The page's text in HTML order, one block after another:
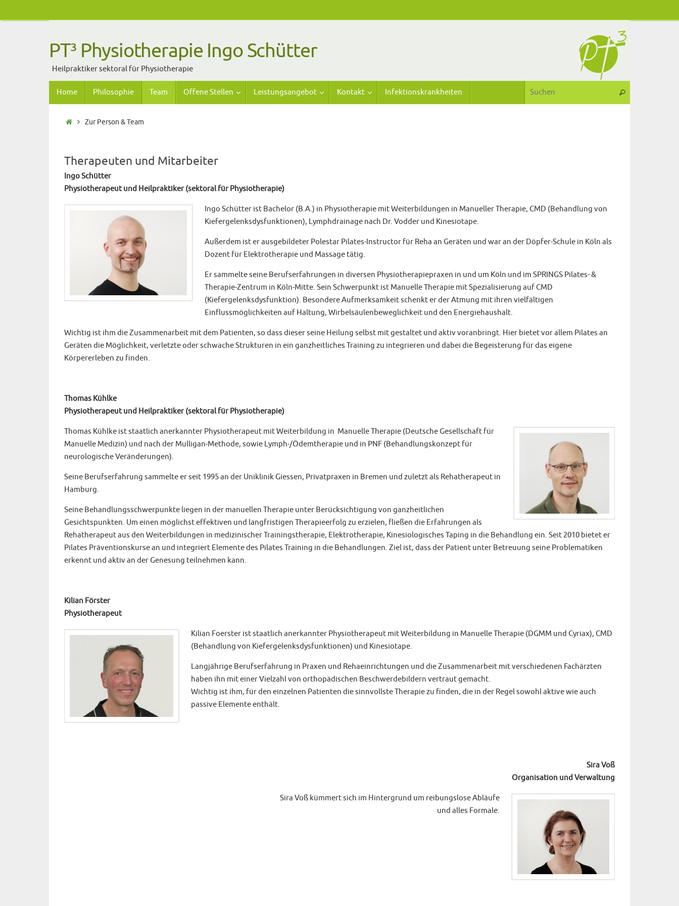
Inhalt
PT³ Physiotherapie Ingo Schütter
Heilpraktiker sektoral für Physiotherapie
Inhalt
springen
Home Philosophie Team Offene Stellen Leistungsangebot Kontakt Infektionskrankheiten Suchen
StartZur Person & Team
Therapeuten und Mitarbeiter
Ingo Schütter
Physiotherapeut und Heilpraktiker (sektoral für Physiotherapie)
Ingo Schütter ist Bachelor (B.A.) in Physiotherapie mit Weiterbildungen in Manueller Therapie, CMD (Behandlung von
Kiefergelenksdysfunktionen), Lymphdrainage nach Dr. Vodder und Kinesiotape.
Außerdem ist er ausgebildeter Polestar Pilates-Instructor für Reha an Geräten und war an der Döpfer-Schule in Köln als
Dozent für Elektrotherapie und Massage tätig.
Er sammelte seine Berufserfahrungen in diversen Physiotherapiepraxen in und um Köln und im SPRINGS Pilates- &
Therapie-Zentrum in Köln-Mitte. Sein Schwerpunkt ist Manuelle Therapie mit Spezialisierung auf CMD
(Kiefergelenksdysfunktion). Besondere Aufmerksamkeit schenkt er der Atmung mit ihren vielfältigen
Einflussmöglichkeiten auf Haltung, Wirbelsäulenbeweglichkeit und den Energiehaushalt.
Wichtig ist ihm die Zusammenarbeit mit dem Patienten, so dass dieser seine Heilung selbst mit gestaltet und aktiv voranbringt. Hier bietet vor allem Pilates an
Geräten die Möglichkeit, verletzte oder schwache Strukturen in ein ganzheitliches Training zu integrieren und dabei die Begeisterung für das eigene
Körpererleben zu finden.
Thomas Kühlke
Physiotherapeut und Heilpraktiker (sektoral für Physiotherapie)
Thomas Kühlke ist staatlich anerkannter Physiotherapeut mit Weiterbildung in Manuelle Therapie (Deutsche Gesellschaft für
Manuelle Medizin) und nach der Mulligan-Methode, sowie Lymph-/Ödemtherapie und in PNF (Behandlungskonzept für
neurologische Veränderungen).
Seine Berufserfahrung sammelte er seit 1995 an der Uniklinik Giessen, Privatpraxen in Bremen und zuletzt als Rehatherapeut in
Hamburg.
Seine Behandlungsschwerpunkte liegen in der manuellen Therapie unter Berücksichtigung von ganzheitlichen
Gesichtspunkten. Um einen möglichst effektiven und langfristigen Therapieerfolg zu erzielen, fließen die Erfahrungen als
Rehatherapeut aus den Weiterbildungen in medizinischer Trainingstherapie, Elektrotherapie, Kinesiologisches Taping in die Behandlung ein. Seit 2010 bietet er
Pilates Präventionskurse an und integriert Elemente des Pilates Training in die Behandlungen. Ziel ist, dass der Patient unter Betreuung seine Problematiken
erkennt und aktiv an der Genesung teilnehmen kann.
Kilian Förster
Physiotherapeut
Kilian Foerster ist staatlich anerkannter Physiotherapeut mit Weiterbildung in Manuelle Therapie (DGMM und Cyriax), CMD
(Behandlung von Kiefergelenksdysfunktionen) und Kinesiotape.
Langjährige Berufserfahrung in Praxen und Rehaeinrichtungen und die Zusammenarbeit mit verschiedenen Fachärzten
haben ihn mit einer Vielzahl von orthopädischen Beschwerdebildern vertraut gemacht.
Wichtig ist ihm, für den einzelnen Patienten die sinnvollste Therapie zu finden, die in der Regel sowohl aktive wie auch
passive Elemente enthält.
Sira Voß
Organisation und Verwaltung
Sira Voß kümmert sich im Hintergrund um reibungslose Abläufe
und alles Formale.